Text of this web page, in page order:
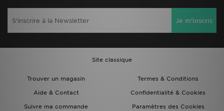
Je m'inscris
Site classique
Trouver un magasin
Termes & Conditions
Aide & Contact
Confidentialité & Cookies
Suivre ma commande
Paramètres des Cookies